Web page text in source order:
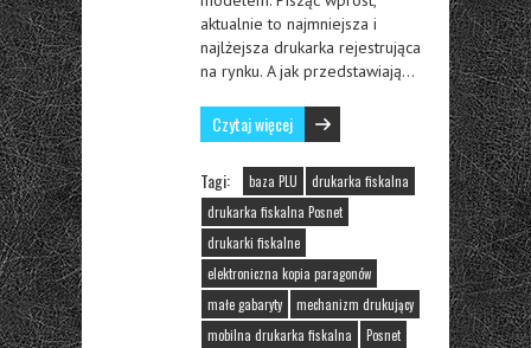
aktualnie to najmniejsza i
najlżejsza drukarka rejestrująca
na rynku. A jak przedstawiają…
Czytaj więcej
Tagi: baza PLU
drukarka fiskalna
drukarka fiskalna Posnet
drukarki fiskalne
elektroniczna kopia paragonów
małe gabaryty
mechanizm drukujący
mobilna drukarka fiskalna
Posnet